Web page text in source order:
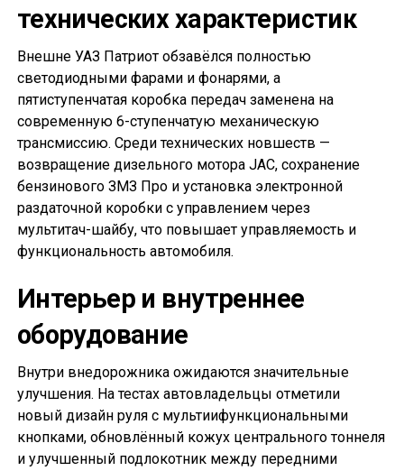
технических характеристик
Внешне УАЗ Патриот обзавёлся полностью
светодиодными фарами и фонарями, а
пятиступенчатая коробка передач заменена на
современную 6-ступенчатую механическую
трансмиссию. Среди технических новшеств —
возвращение дизельного мотора JAC, сохранение
бензинового ЗМЗ Про и установка электронной
раздаточной коробки с управлением через
мультитач-шайбу, что повышает управляемость и
функциональность автомобиля.
Интерьер и внутреннее
оборудование
Внутри внедорожника ожидаются значительные
улучшения. На тестах автовладельцы отметили
новый дизайн руля с мультиифункциональными
кнопками, обновлённый кожух центрального тоннеля
и улучшенный подлокотник между передними